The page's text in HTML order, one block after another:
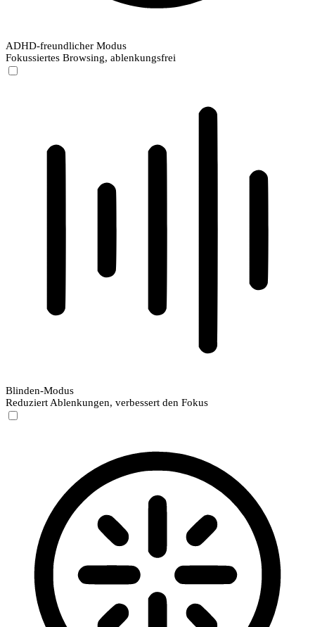
ADHD-freundlicher Modus
Fokussiertes Browsing, ablenkungsfrei
Blinden-Modus
Reduziert Ablenkungen, verbessert den Fokus